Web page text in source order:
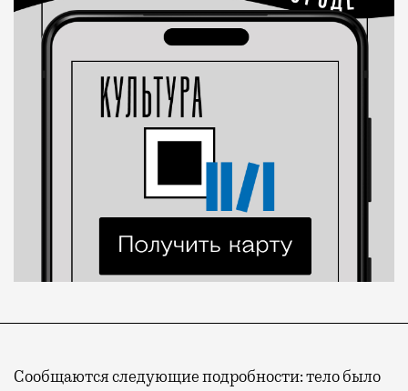
Сообщаются следующие подробности: тело было